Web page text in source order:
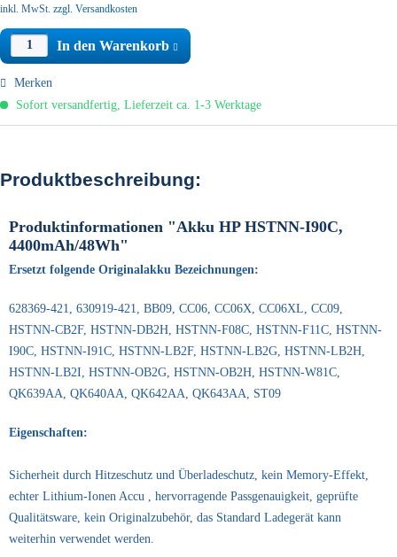
inkl. MwSt. zzgl. Versandkosten
In den Warenkorb
Merken
Sofort versandfertig, Lieferzeit ca. 1-3 Werktage
Produktbeschreibung:
Produktinformationen "Akku HP HSTNN-I90C,
4400mAh/48Wh"
Ersetzt folgende Originalakku Bezeichnungen:
628369-421, 630919-421, BB09, CC06, CC06X, CC06XL, CC09,
HSTNN-CB2F, HSTNN-DB2H, HSTNN-F08C, HSTNN-F11C, HSTNN-
I90C, HSTNN-I91C, HSTNN-LB2F, HSTNN-LB2G, HSTNN-LB2H,
HSTNN-LB2I, HSTNN-OB2G, HSTNN-OB2H, HSTNN-W81C,
QK639AA, QK640AA, QK642AA, QK643AA, ST09
Eigenschaften:
Sicherheit durch Hitzeschutz und Überladeschutz, kein Memory-Effekt,
echter Lithium-Ionen Accu , hervorragende Passgenauigkeit, geprüfte
Qualitätsware, kein Originalzubehör, das Standard Ladegerät kann
weiterhin verwendet werden.